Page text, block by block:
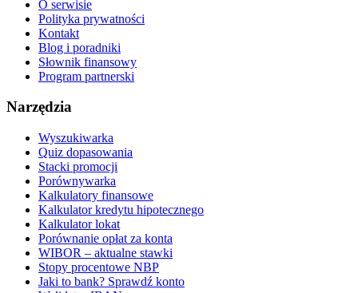
O serwisie
Polityka prywatności
Kontakt
Blog i poradniki
Słownik finansowy
Program partnerski
Narzędzia
Wyszukiwarka
Quiz dopasowania
Stacki promocji
Porównywarka
Kalkulatory finansowe
Kalkulator kredytu hipotecznego
Kalkulator lokat
Porównanie opłat za konta
WIBOR – aktualne stawki
Stopy procentowe NBP
Jaki to bank? Sprawdź konto